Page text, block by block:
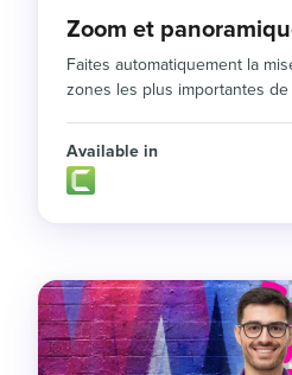
Zoom et
Faites automatiquement la
zones les plus importantes de
Available in